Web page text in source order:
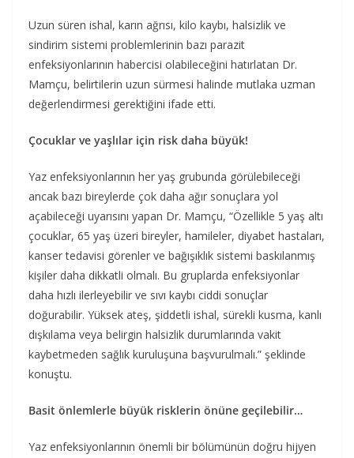
Uzun süren ishal, karın ağrısı, kilo kaybı, halsizlik ve
sindirim sistemi problemlerinin bazı parazit
enfeksiyonlarının habercisi olabileceğini hatırlatan Dr.
Mamçu, belirtilerin uzun sürmesi halinde mutlaka uzman
değerlendirmesi gerektiğini ifade etti.
Çocuklar ve yaşlılar için risk daha büyük!
Yaz enfeksiyonlarının her yaş grubunda görülebileceği
ancak bazı bireylerde çok daha ağır sonuçlara yol
açabileceği uyarısını yapan Dr. Mamçu, “Özellikle 5 yaş altı
çocuklar, 65 yaş üzeri bireyler, hamileler, diyabet hastaları,
kanser tedavisi görenler ve bağışıklık sistemi baskılanmış
kişiler daha dikkatli olmalı. Bu gruplarda enfeksiyonlar
daha hızlı ilerleyebilir ve sıvı kaybı ciddi sonuçlar
doğurabilir. Yüksek ateş, şiddetli ishal, sürekli kusma, kanlı
dışkılama veya belirgin halsizlik durumlarında vakit
kaybetmeden sağlık kuruluşuna başvurulmalı.” şeklinde
konuştu.
Basit önlemlerle büyük risklerin önüne geçilebilir…
Yaz enfeksiyonlarının önemli bir bölümünün doğru hijyen